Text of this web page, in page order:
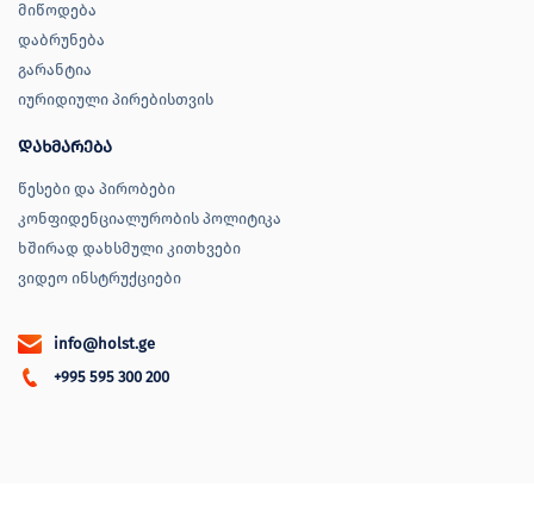
მიწოდება
დაბრუნება
გარანტია
იურიდიული პირებისთვის
დახმარება
წესები და პირობები
კონფიდენციალურობის პოლიტიკა
ხშირად დახსმული კითხვები
ვიდეო ინსტრუქციები
info@holst.ge
+995 595 300 200